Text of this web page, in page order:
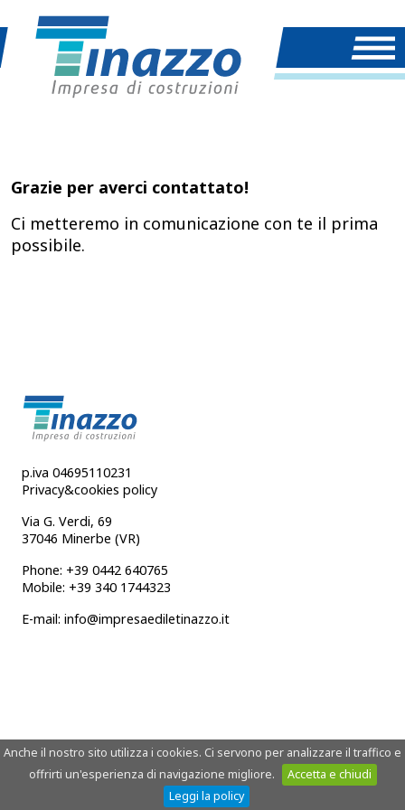
Anche il nostro sito utilizza i cookies. Ci servono per analizzare il traffico e
offrirti un'esperienza di navigazione migliore.
Accetta e chiudi
Leggi la policy
Grazie per averci contattato!
Ci metteremo in comunicazione con te il prima
possibile.
p.iva 04695110231
Privacy&cookies policy
Via G. Verdi, 69
37046 Minerbe (VR)
Phone: +39 0442 640765
Mobile: +39 340 1744323
E-mail: info@impresaediletinazzo.it